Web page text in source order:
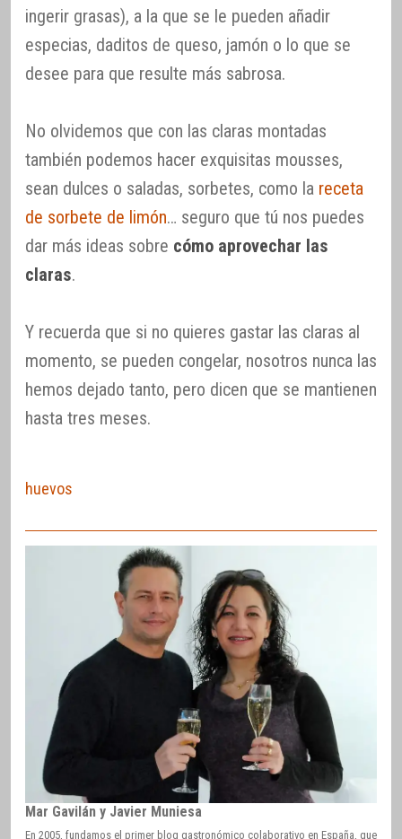
ingerir grasas), a la que se le pueden añadir
especias, daditos de queso, jamón o lo que se
desee para que resulte más sabrosa.
No olvidemos que con las claras montadas
también podemos hacer exquisitas mousses,
sean dulces o saladas, sorbetes, como la receta
de sorbete de limón… seguro que tú nos puedes
dar más ideas sobre cómo aprovechar las
claras.
Y recuerda que si no quieres gastar las claras al
momento, se pueden congelar, nosotros nunca las
hemos dejado tanto, pero dicen que se mantienen
hasta tres meses.
huevos
Mar Gavilán y Javier Muniesa
En 2005, fundamos el primer blog gastronómico colaborativo en España, que